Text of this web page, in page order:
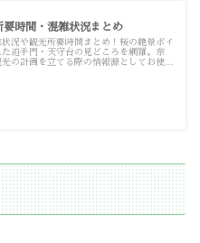
要時間・混雑状況まとめ
況や観光所要時間まとめ！桜の絶景ポイ
た追手門・天守台の見どころを網羅。奈
光の計画を立てる際の情報源としてお使い